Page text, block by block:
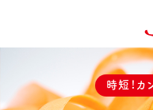
おいしい理由
時短！カ